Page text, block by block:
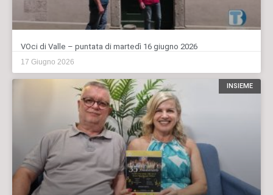
VOci di Valle – puntata di martedì 16 giugno 2026
17 Giugno 2026
INSIEME